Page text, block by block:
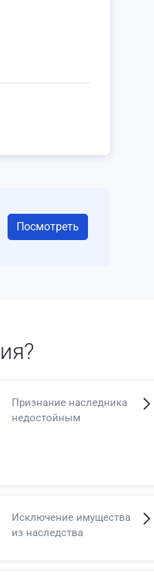
Посмотреть
Признание наследника
недостойным
Исключение имущества
из наследства